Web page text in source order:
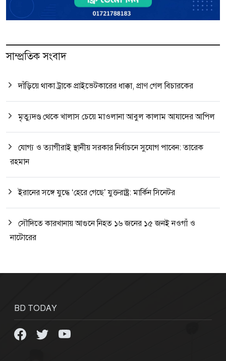
সাম্প্রতিক সংবাদ
দাঁড়িয়ে থাকা ট্রাকে প্রাইভেটকারের ধাক্কা, প্রাণ গেল বিচারকের
মৃত্যুদণ্ড থেকে খালাস চেয়ে মাওলানা আবুল কালাম আযাদের আপিল
যোগ্য ও ত্যাগীরাই স্থানীয় সরকার নির্বাচনে সুযোগ পাবেন: তারেক
রহমান
ইরানের সঙ্গে যুদ্ধে ‘হেরে গেছে’ যুক্তরাষ্ট্র: মার্কিন সিনেটর
সৌদিতে কারখানায় আগুনে নিহত ১৬ জনের ১৫ জনই নওগাঁ ও
নাটোরের
BD TODAY